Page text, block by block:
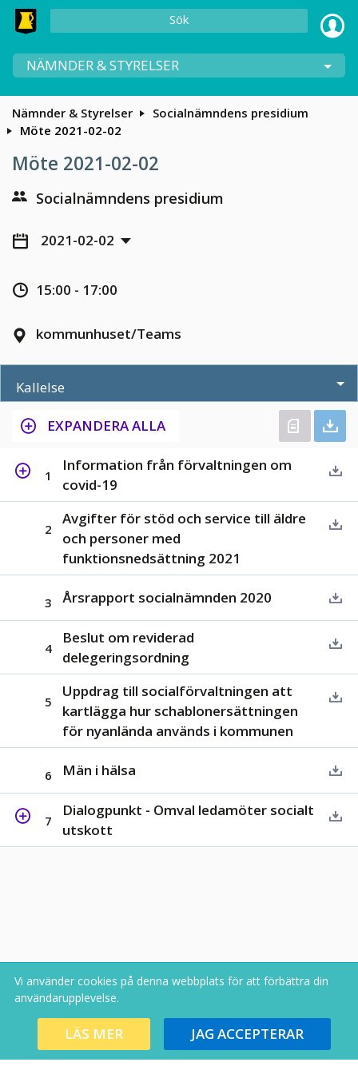
Sök
NÄMNDER & STYRELSER
Nämnder & Styrelser
Socialnämndens presidium
Möte 2021-02-02
Möte 2021-02-02
Socialnämndens presidium
2021-02-02
15:00 - 17:00
kommunhuset/Teams
Kallelse
EXPANDERA ALLA
1
Information från förvaltningen om
covid-19
2
Avgifter för stöd och service till äldre
och personer med
funktionsnedsättning 2021
3 Årsrapport socialnämnden 2020
4
Beslut om reviderad
delegeringsordning
5
Uppdrag till socialförvaltningen att
kartlägga hur schablonersättningen
för nyanlända används i kommunen
6 Män i hälsa
7
Dialogpunkt - Omval ledamöter socialt
utskott
Vi använder cookies på denna webbplats för att förbättra din
användarupplevelse.